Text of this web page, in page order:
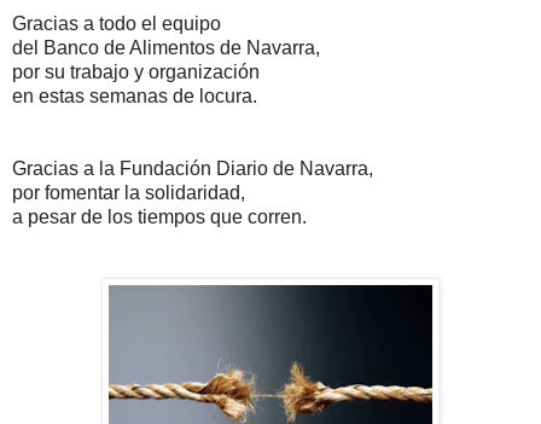
Gracias a todo el equipo
del Banco de Alimentos de Navarra,
por su trabajo y organización
en estas semanas de locura.
Gracias a la Fundación Diario de Navarra,
por fomentar la solidaridad,
a pesar de los tiempos que corren.